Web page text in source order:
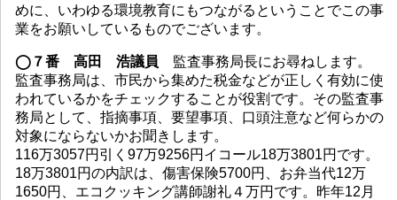
めに、いわゆる環境教育にもつながるということでこの事
業をお願いしているものでございます。
◯７番 高田 浩議員 監査事務局長にお尋ねします。
監査事務局は、市民から集めた税金などが正しく有効に使
われているかをチェックすることが役割です。その監査事
務局として、指摘事項、要望事項、口頭注意など何らかの
対象にならないかお聞きします。
116万3057円引く97万9256円イコール18万3801円です。
18万3801円の内訳は、傷害保険5700円、お弁当代12万
1650円、エコクッキング講師謝礼４万円です。昨年12月